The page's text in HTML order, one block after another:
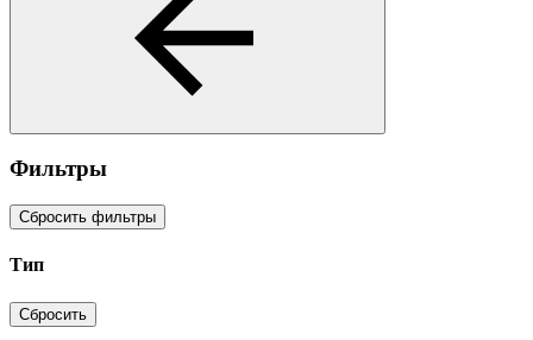
Фильтры
Сбросить фильтры
Тип
Сбросить